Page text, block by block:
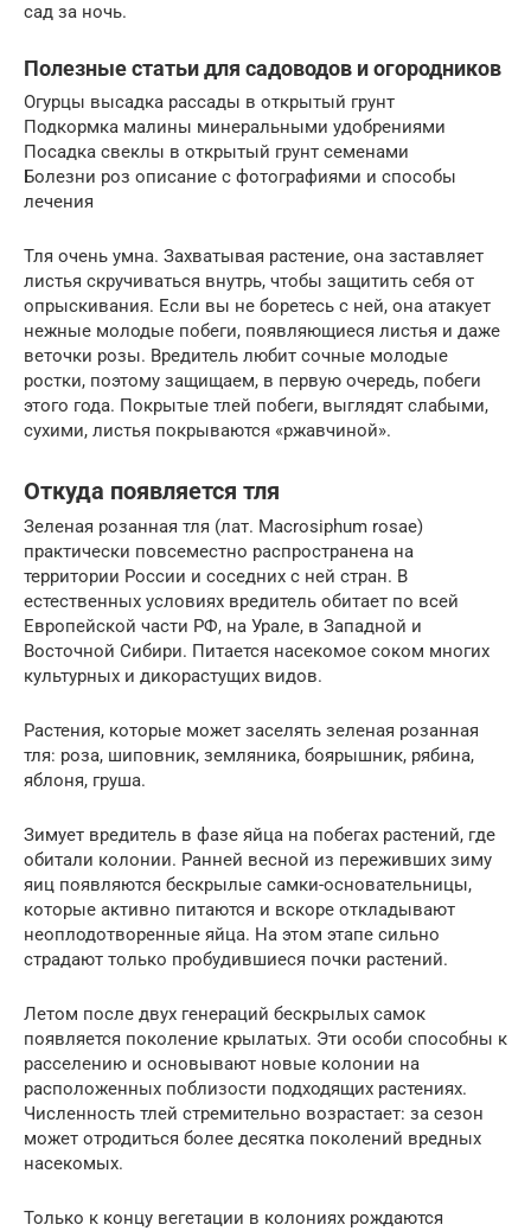
сад за ночь.
Полезные статьи для садоводов и огородников
Огурцы высадка рассады в открытый грунт
Подкормка малины минеральными удобрениями
Посадка свеклы в открытый грунт семенами
Болезни роз описание с фотографиями и способы
лечения
Тля очень умна. Захватывая растение, она заставляет
листья скручиваться внутрь, чтобы защитить себя от
опрыскивания. Если вы не боретесь с ней, она атакует
нежные молодые побеги, появляющиеся листья и даже
веточки розы. Вредитель любит сочные молодые
ростки, поэтому защищаем, в первую очередь, побеги
этого года. Покрытые тлей побеги, выглядят слабыми,
сухими, листья покрываются «ржавчиной».
Откуда появляется тля
Зеленая розанная тля (лат. Macrosiphum rosae)
практически повсеместно распространена на
территории России и соседних с ней стран. В
естественных условиях вредитель обитает по всей
Европейской части РФ, на Урале, в Западной и
Восточной Сибири. Питается насекомое соком многих
культурных и дикорастущих видов.
Растения, которые может заселять зеленая розанная
тля: роза, шиповник, земляника, боярышник, рябина,
яблоня, груша.
Зимует вредитель в фазе яйца на побегах растений, где
обитали колонии. Ранней весной из переживших зиму
яиц появляются бескрылые самки-основательницы,
которые активно питаются и вскоре откладывают
неоплодотворенные яйца. На этом этапе сильно
страдают только пробудившиеся почки растений.
Летом после двух генераций бескрылых самок
появляется поколение крылатых. Эти особи способны к
расселению и основывают новые колонии на
расположенных поблизости подходящих растениях.
Численность тлей стремительно возрастает: за сезон
может отродиться более десятка поколений вредных
насекомых.
Только к концу вегетации в колониях рождаются